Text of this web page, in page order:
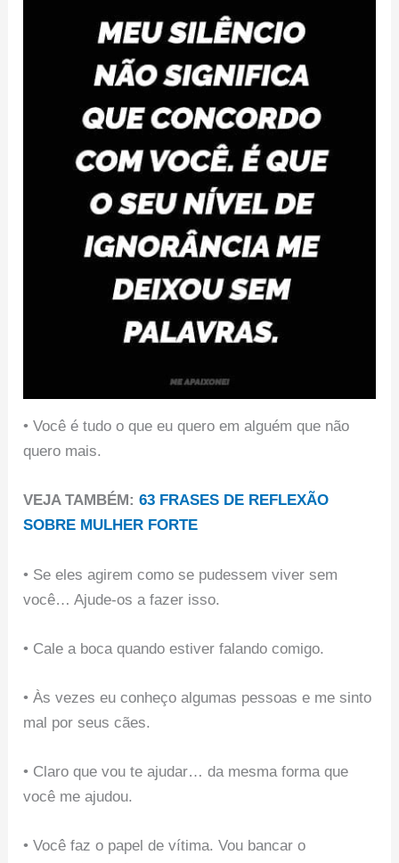
• Você é tudo o que eu quero em alguém que não
quero mais.
VEJA TAMBÉM:63 FRASES DE REFLEXÃO
SOBRE MULHER FORTE
• Se eles agirem como se pudessem viver sem
você… Ajude-os a fazer isso.
• Cale a boca quando estiver falando comigo.
• Às vezes eu conheço algumas pessoas e me sinto
mal por seus cães.
• Claro que vou te ajudar… da mesma forma que
você me ajudou.
• Você faz o papel de vítima. Vou bancar o